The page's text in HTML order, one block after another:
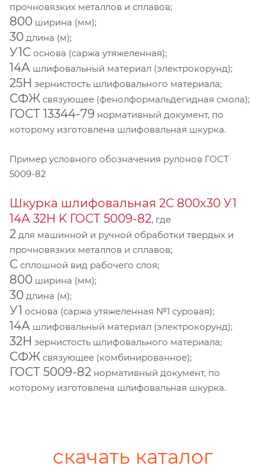
прочновязких металлов и сплавов;
800 ширина (мм);
30 длина (м);
У1С основа (саржа утяжеленная);
14А шлифовальный материал (электрокорунд);
25Н зернистость шлифовального материала;
СФЖ связующее (фенолформальдегидная смола);
ГОСТ 13344-79 нормативный документ, по
которому изготовлена шлифовальная шкурка.
Пример условного обозначения рулонов ГОСТ
5009-82
Шкурка шлифовальная 2С 800х30 У1
14А 32Н K ГОСТ 5009-82, где
2 для машинной и ручной обработки твердых и
прочновязких металлов и сплавов;
С сплошной вид рабочего слоя;
800 ширина (мм);
30 длина (м);
У1 основа (саржа утяжеленная №1 суровая);
14А шлифовальный материал (электрокорунд);
32Н зернистость шлифовального материала;
СФЖ связующее (комбинированное);
ГОСТ 5009-82 нормативный документ, по
которому изготовлена шлифовальная шкурка.
скачать каталог